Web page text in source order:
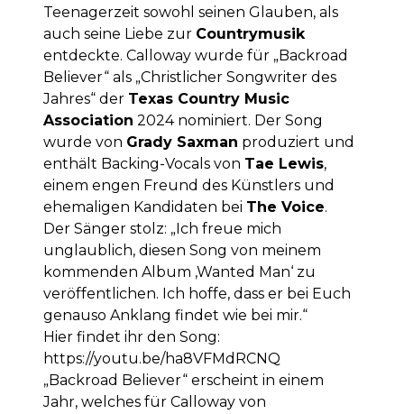
Teenagerzeit sowohl seinen Glauben, als
auch seine Liebe zur Countrymusik
entdeckte. Calloway wurde für „Backroad
Believer“ als „Christlicher Songwriter des
Jahres“ der Texas Country Music
Association 2024 nominiert. Der Song
wurde von Grady Saxman produziert und
enthält Backing-Vocals von Tae Lewis,
einem engen Freund des Künstlers und
ehemaligen Kandidaten bei The Voice.
Der Sänger stolz: „Ich freue mich
unglaublich, diesen Song von meinem
kommenden Album ‚Wanted Man‘ zu
veröffentlichen. Ich hoffe, dass er bei Euch
genauso Anklang findet wie bei mir.“
Hier findet ihr den Song:
https://youtu.be/ha8VFMdRCNQ
„Backroad Believer“ erscheint in einem
Jahr, welches für Calloway von